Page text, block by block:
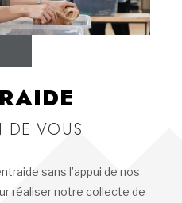
DE VOUS
sans l’appui de nos
réaliser notre collecte de